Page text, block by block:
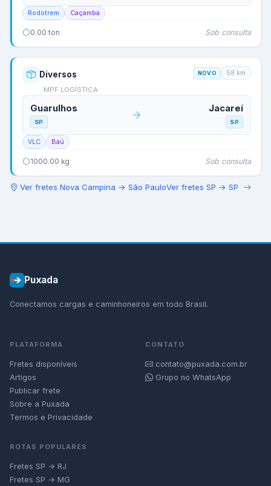
Rodotrem Caçamba
0.00 ton Sob consulta
Diversos
MPF LOGÍSTICA
NOVO 58 km
Guarulhos
SP
Jacareí
SP
VLC Baú
1000.00 kg Sob consulta
Ver fretes Nova Campina → São PauloVer fretes SP → SP
Puxada
Conectamos cargas e caminhoneiros em todo Brasil.
PLATAFORMA
Fretes disponíveis
Artigos
Publicar frete
Sobre a Puxada
Termos e Privacidade
CONTATO
contato@puxada.com.br
Grupo no WhatsApp
ROTAS POPULARES
Fretes SP → RJ
Fretes SP → MG